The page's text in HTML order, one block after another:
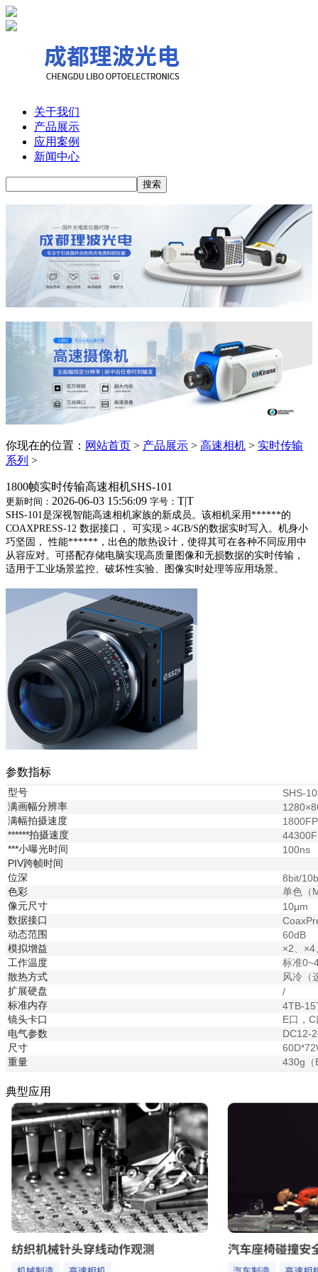
关于我们
产品展示
应用案例
新闻中心
你现在的位置： 网站首页 > 产品展示 > 高速相机 > 实时传输
系列 >
1800帧实时传输高速相机SHS-101
更新时间： 2026-06-03 15:56:09 字号： T|T
SHS-101是深视智能高速相机家族的新成员。该相机采用******的
COAXPRESS-12 数据接口， 可实现＞4GB/S的数据实时写入。机身小
巧坚固， 性能******，出色的散热设计，使得其可在各种不同应用中
从容应对。可搭配存储电脑实现高质量图像和无损数据的实时传输，
适用于工业场景监控、破坏性实验、图像实时处理等应用场景。
参数指标
型号
SHS-
满画幅分辨率
满幅拍摄速度
******拍摄速度
***小曝光时间
100ns
PIV跨帧时间
位深
8bit/
色彩
单色（
像元尺寸
10μm
数据接口
动态范围
60dB
模拟增益
×2、
工作温度
标准
散热方式
风冷（
扩展硬盘
/
标准内存
4TB-
镜头卡口
E口，
电气参数
DC12-
尺寸
重量
430g（
典型应用